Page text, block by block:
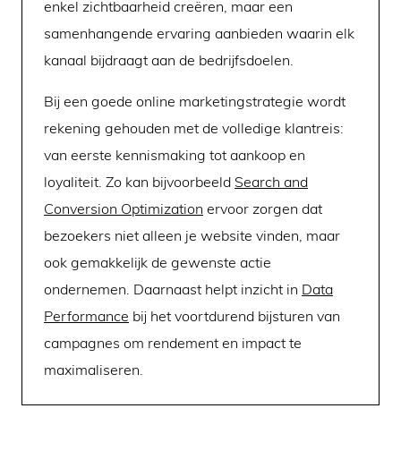
enkel zichtbaarheid creëren, maar een
samenhangende ervaring aanbieden waarin elk
kanaal bijdraagt aan de bedrijfsdoelen.
Bij een goede online marketingstrategie wordt
rekening gehouden met de volledige klantreis:
van eerste kennismaking tot aankoop en
loyaliteit. Zo kan bijvoorbeeld Search and
Conversion Optimization ervoor zorgen dat
bezoekers niet alleen je website vinden, maar
ook gemakkelijk de gewenste actie
ondernemen. Daarnaast helpt inzicht in Data
Performance bij het voortdurend bijsturen van
campagnes om rendement en impact te
maximaliseren.